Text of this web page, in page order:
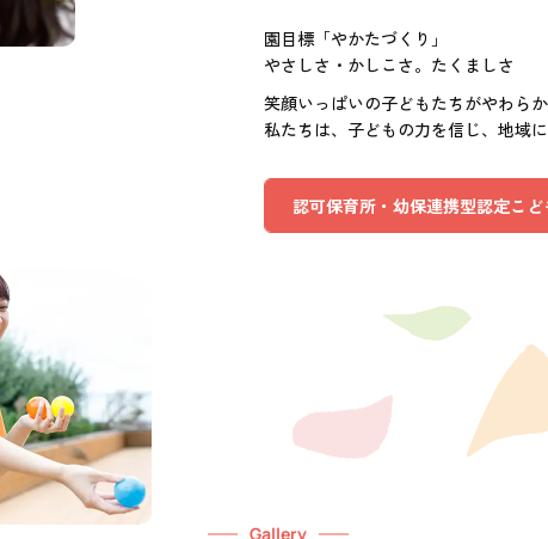
園目標「やかたづくり」
やさしさ・かしこさ。たくましさ
笑顔いっぱいの子どもたちがやわら
私たちは、子どもの力を信じ、地域
認可保育所・幼保連携型認定こど
Gallery